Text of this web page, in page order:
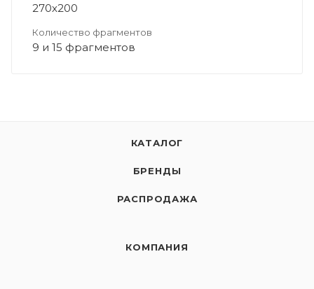
270х200
Количество фрагментов
9 и 15 фрагментов
КАТАЛОГ
БРЕНДЫ
РАСПРОДАЖА
КОМПАНИЯ